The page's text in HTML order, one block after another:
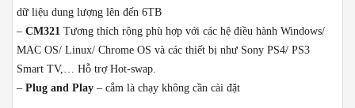
dữ liệu dung lượng lên đến 6TB
– CM321 Tương thích rộng phù hợp với các hệ điều hành Windows/
MAC OS/ Linux/ Chrome OS và các thiết bị như Sony PS4/ PS3
Smart TV,… Hỗ trợ Hot-swap.
– Plug and Play – cắm là chạy không cần cài đặt